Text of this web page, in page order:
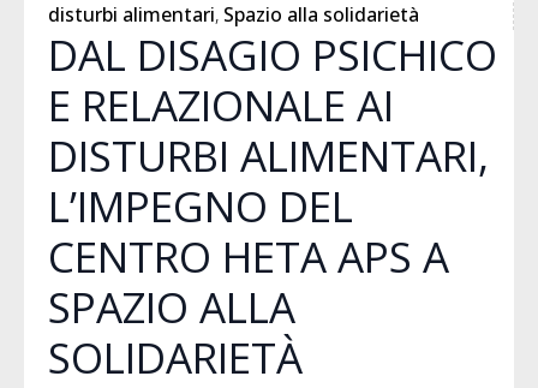
disturbi alimentari Spazio alla solidarietà
DAL DISAGIO PSICHICO
E RELAZIONALE AI
DISTURBI ALIMENTARI,
L’IMPEGNO DEL
CENTRO HETA APS A
SPAZIO ALLA
SOLIDARIETÀ